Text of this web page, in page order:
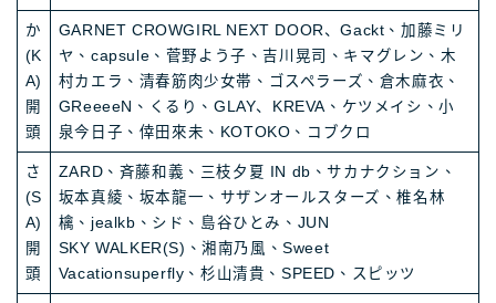
か
(K
A)
開
頭
GARNET CROWGIRL NEXT DOOR、Gackt、加藤ミリ
ヤ、capsule、菅野よう子、吉川晃司、キマグレン、木
村カエラ、清春筋肉少女帯、ゴスペラーズ、倉木麻衣、
GReeeeN、くるり、GLAY、KREVA、ケツメイシ、小
泉今日子、倖田來未、KOTOKO、コブクロ
さ
(S
A)
開
頭
ZARD、斉藤和義、三枝夕夏 IN db、サカナクション、
坂本真綾、坂本龍一、サザンオールスターズ、椎名林
檎、jealkb、シド、島谷ひとみ、JUN
SKY WALKER(S)、湘南乃風、Sweet
Vacationsuperfly、杉山清貴、SPEED、スピッツ